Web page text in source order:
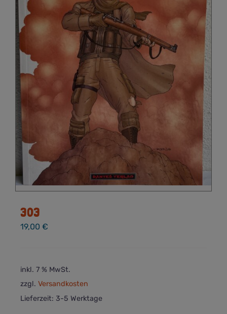
303
19,00 €
inkl. 7 % MwSt.
zzgl. Versandkosten
Lieferzeit: 3-5 Werktage